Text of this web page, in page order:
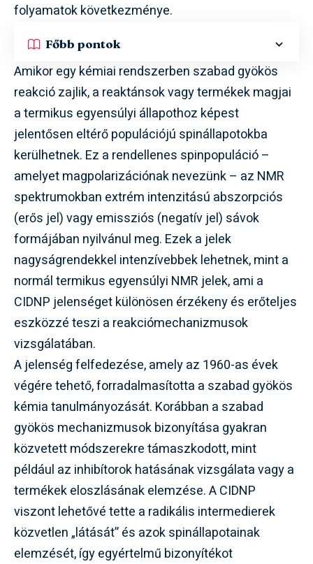
folyamatok következménye.
Főbb pontok
Amikor egy kémiai rendszerben szabad gyökös
reakció zajlik, a reaktánsok vagy termékek magjai
a termikus egyensúlyi állapothoz képest
jelentősen eltérő populációjú spinállapotokba
kerülhetnek. Ez a rendellenes spinpopuláció –
amelyet magpolarizációnak nevezünk – az NMR
spektrumokban extrém intenzitású abszorpciós
(erős jel) vagy emissziós (negatív jel) sávok
formájában nyilvánul meg. Ezek a jelek
nagyságrendekkel intenzívebbek lehetnek, mint a
normál termikus egyensúlyi NMR jelek, ami a
CIDNP jelenséget különösen érzékeny és erőteljes
eszközzé teszi a reakciómechanizmusok
vizsgálatában.
A jelenség felfedezése, amely az 1960-as évek
végére tehető, forradalmasította a szabad gyökös
kémia tanulmányozását. Korábban a szabad
gyökös mechanizmusok bizonyítása gyakran
közvetett módszerekre támaszkodott, mint
például az inhibítorok hatásának vizsgálata vagy a
termékek eloszlásának elemzése. A CIDNP
viszont lehetővé tette a radikális intermedierek
közvetlen „látását” és azok spinállapotainak
elemzését, így egyértelmű bizonyítékot